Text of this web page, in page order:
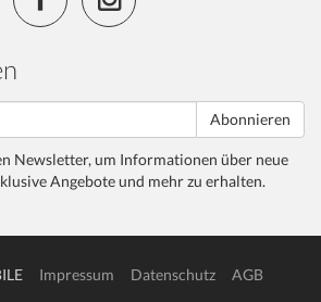
Abonnieren
Newsletter, um Informationen über neue
Angebote und mehr zu erhalten.
Impressum Datenschutz
AGB